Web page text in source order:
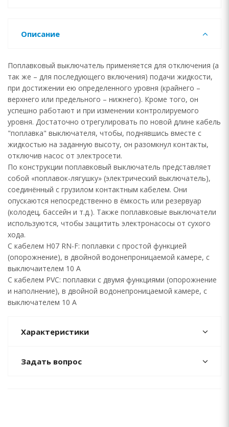
Описание
Поплавковый выключатель применяется для отключения (а
так же – для последующего включения) подачи жидкости,
при достижении ею определенного уровня (крайнего –
верхнего или предельного – нижнего). Кроме того, он
успешно работают и при изменении контролируемого
уровня. Достаточно отрегулировать по новой длине кабель
"поплавка" выключателя, чтобы, поднявшись вместе с
жидкостью на заданную высоту, он разомкнул контакты,
отключив насос от электросети.
По конструкции поплавковый выключатель представляет
собой «поплавок-лягушку» (электрический выключатель),
соединённый с грузилом контактным кабелем. Они
опускаются непосредственно в ёмкость или резервуар
(колодец, бассейн и т.д.). Также поплавковые выключатели
используются, чтобы защитить электронасосы от сухого
хода.
С кабелем H07 RN-F: поплавки с простой функцией
(опорожнение), в двойной водонепроницаемой камере, с
выключаителем 10 А
С кабелем PVC: поплавки с двумя функциями (опорожнение
и наполнение), в двойной водонепроницаемой камере, с
выключателем 10 А
Характеристики
Задать вопрос